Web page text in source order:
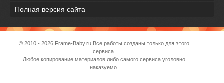
Полная версия сайта
© 2010 - 2026 Frame-Baby.ru Все работы созданы только для этого
сервиса.
Любое копирование материалов либо самого сервиса уголовно
наказуемо.